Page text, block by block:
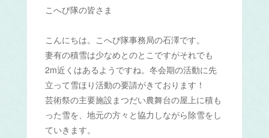
こへび隊の皆さま
こんにちは。こへび隊事務局の石澤です。
妻有の積雪は少なめとのとこですがそれでも
2m近くはあるようですね。冬会期の活動に先
立って雪ほり活動の要請がきております！
芸術祭の主要施設まつだい農舞台の屋上に積も
った雪を、地元の方々と協力しながら除雪をし
ていきます。